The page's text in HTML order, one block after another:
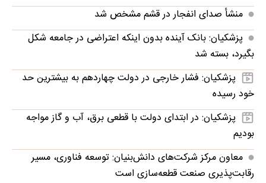
منشأ صدای انفجار در قشم مشخص شد
پزشکیان: بانک آینده بدون اینکه اعتراضی در جامعه شکل
بگیرد، بسته شد
پزشکیان: فشار خارجی در دولت چهاردهم به بیشترین حد
خود رسیده
پزشکیان: در ابتدای دولت با قطعی برق، آب و گاز مواجه
بودیم
معاون مرکز شرکت‌های دانش‌بنیان: توسعه فناوری، مسیر
رقابت‌پذیری صنعت قطعه‌سازی است